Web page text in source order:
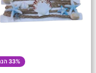
33% הנחה